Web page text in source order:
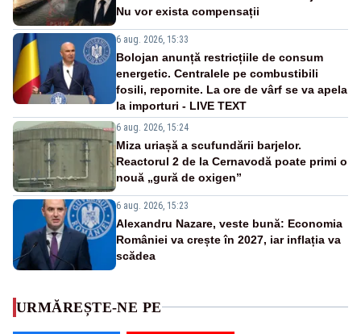
Nu vor exista compensații
6 aug. 2026, 15:33
Bolojan anunță restricțiile de consum
energetic. Centralele pe combustibili
fosili, repornite. La ore de vârf se va apela
la importuri - LIVE TEXT
6 aug. 2026, 15:24
Miza uriașă a scufundării barjelor.
Reactorul 2 de la Cernavodă poate primi o
nouă „gură de oxigen”
6 aug. 2026, 15:23
Alexandru Nazare, veste bună: Economia
României va crește în 2027, iar inflația va
scădea
URMĂREȘTE-NE PE